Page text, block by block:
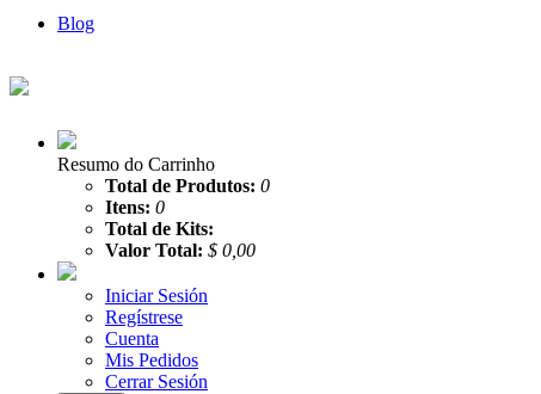
Blog
Resumo do Carrinho
Total de Produtos: 0
Itens: 0
Total de Kits:
Valor Total: $ 0,00
Iniciar Sesión
Regístrese
Cuenta
Mis Pedidos
Cerrar Sesión